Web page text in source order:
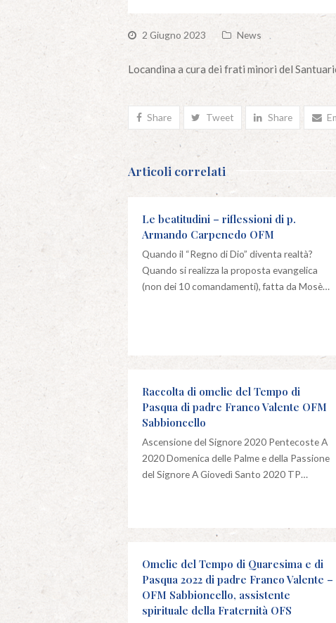
2 Giugno 2023 News
Locandina a cura dei frati minori del
Share Tweet Share
Articoli correlati
Le beatitudini – riflessioni di p.
Armando Carpenedo OFM
Quando il “Regno di Dio” diventa realtà?
Quando si realizza la proposta evangelica
(non dei 10 comandamenti), fatta da Mosè…
Raccolta di omelie del Tempo di
Pasqua di padre Franco Valente OFM
Sabbioncello
Ascensione del Signore 2020 Pentecoste A
2020 Domenica delle Palme e della Passione
del Signore A Giovedì Santo 2020 TP…
Omelie del Tempo di Quaresima e di
Pasqua 2022 di padre Franco Valente –
OFM Sabbioncello, assistente
spirituale della Fraternità OFS